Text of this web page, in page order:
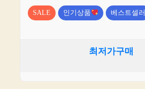
SALE 인기상품 베스트셀러
최저가구매